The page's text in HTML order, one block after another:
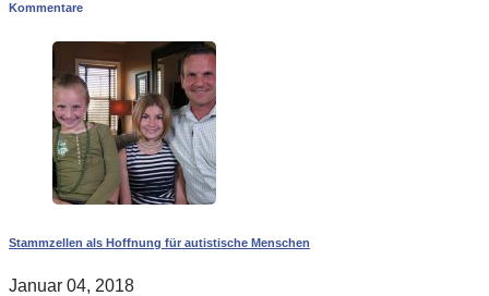
Kommentare
Stammzellen als Hoffnung für autistische Menschen
Januar 04, 2018